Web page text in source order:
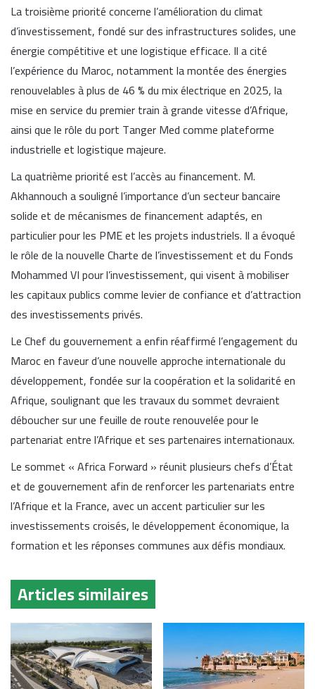
La troisième priorité concerne l’amélioration du climat
d’investissement, fondé sur des infrastructures solides, une
énergie compétitive et une logistique efficace. Il a cité
l’expérience du Maroc, notamment la montée des énergies
renouvelables à plus de 46 % du mix électrique en 2025, la
mise en service du premier train à grande vitesse d’Afrique,
ainsi que le rôle du port Tanger Med comme plateforme
industrielle et logistique majeure.
La quatrième priorité est l’accès au financement. M.
Akhannouch a souligné l’importance d’un secteur bancaire
solide et de mécanismes de financement adaptés, en
particulier pour les PME et les projets industriels. Il a évoqué
le rôle de la nouvelle Charte de l’investissement et du Fonds
Mohammed VI pour l’investissement, qui visent à mobiliser
les capitaux publics comme levier de confiance et d’attraction
des investissements privés.
Le Chef du gouvernement a enfin réaffirmé l’engagement du
Maroc en faveur d’une nouvelle approche internationale du
développement, fondée sur la coopération et la solidarité en
Afrique, soulignant que les travaux du sommet devraient
déboucher sur une feuille de route renouvelée pour le
partenariat entre l’Afrique et ses partenaires internationaux.
Le sommet « Africa Forward » réunit plusieurs chefs d’État
et de gouvernement afin de renforcer les partenariats entre
l’Afrique et la France, avec un accent particulier sur les
investissements croisés, le développement économique, la
formation et les réponses communes aux défis mondiaux.
Articles similaires